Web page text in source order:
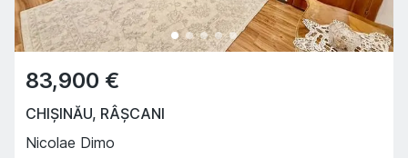
83,900 €
CHIȘINĂU, RÂȘCANI
Nicolae Dimo